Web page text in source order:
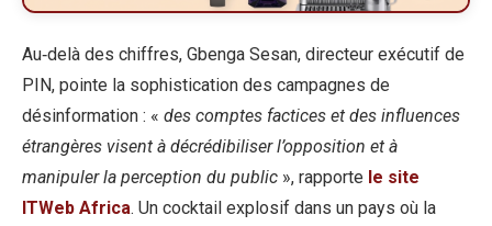
Au‑delà des chiffres, Gbenga Sesan, directeur exécutif de
PIN, pointe la sophistication des campagnes de
désinformation : « des comptes factices et des influences
étrangères visent à décrédibiliser l’opposition et à
manipuler la perception du public », rapporte le site
ITWeb Africa. Un cocktail explosif dans un pays où la